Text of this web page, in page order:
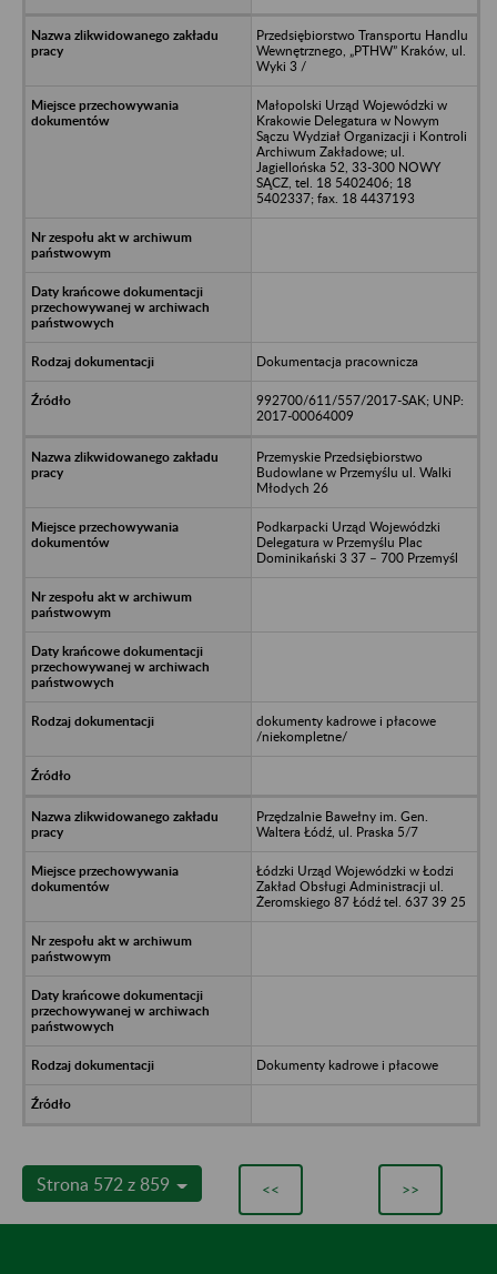
Przedsiębiorstwo Transportu Handlu
Wewnętrznego, „PTHW” Kraków, ul.
Wyki 3 /
Małopolski Urząd Wojewódzki w
Krakowie Delegatura w Nowym
Sączu Wydział Organizacji i Kontroli
Archiwum Zakładowe; ul.
Jagiellońska 52, 33-300 NOWY
SĄCZ, tel. 18 5402406; 18
5402337; fax. 18 4437193
Dokumentacja pracownicza
992700/611/557/2017-SAK; UNP:
2017-00064009
Przemyskie Przedsiębiorstwo
Budowlane w Przemyślu ul. Walki
Młodych 26
Podkarpacki Urząd Wojewódzki
Delegatura w Przemyślu Plac
Dominikański 3 37 – 700 Przemyśl
dokumenty kadrowe i płacowe
/niekompletne/
Przędzalnie Bawełny im. Gen.
Waltera Łódź, ul. Praska 5/7
Łódzki Urząd Wojewódzki w Łodzi
Zakład Obsługi Administracji ul.
Żeromskiego 87 Łódź tel. 637 39 25
Dokumenty kadrowe i płacowe
Strona 572 z 859 << >>